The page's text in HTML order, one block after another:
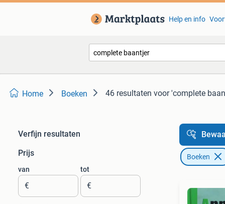
Help en info
Home Boeken 46 resultaten voor 'complete
Verfijn resultaten
Prijs
van
€
tot
€
Boeken